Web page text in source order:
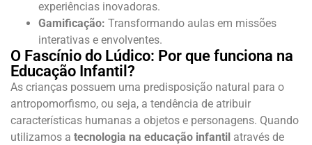
experiências inovadoras.
Gamificação: Transformando aulas em missões
interativas e envolventes.
O Fascínio do Lúdico: Por que funciona na
Educação Infantil?
As crianças possuem uma predisposição natural para o
antropomorfismo, ou seja, a tendência de atribuir
características humanas a objetos e personagens. Quando
utilizamos a tecnologia na educação infantil através de